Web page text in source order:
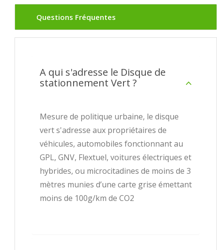
Questions Fréquentes
A qui s'adresse le Disque de
stationnement Vert ?
Mesure de politique urbaine, le disque
vert s'adresse aux propriétaires de
véhicules, automobiles fonctionnant au
GPL, GNV, Flextuel, voitures électriques et
hybrides, ou microcitadines de moins de 3
mètres munies d’une carte grise émettant
moins de 100g/km de CO2